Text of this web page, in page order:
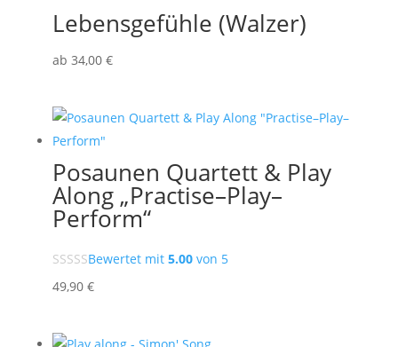
Lebensgefühle (Walzer)
ab 34,00 €
Posaunen Quartett & Play
Along „Practise–Play–
Perform“
Bewertet mit 5.00von 5
49,90 €